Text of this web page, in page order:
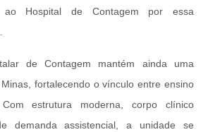
Hospital de Contagem por essa
de Contagem mantém ainda uma
fortalecendo o vínculo entre ensino
estrutura moderna, corpo clínico
demanda assistencial, a unidade se